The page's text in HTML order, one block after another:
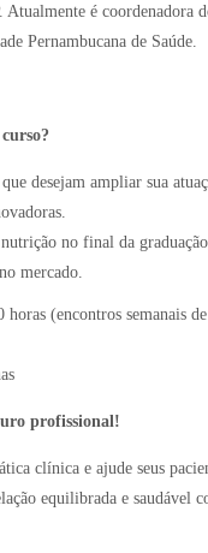
é coordenadora
Pernambucana de Saúde.
desejam ampliar sua
no final da
mercado.
horas (encontros semanais
profissional!
clínica e ajude seus
equilibrada e saudável